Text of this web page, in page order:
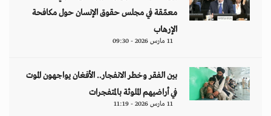
معمّقة في مجلس حقوق الإنسان حول مكافحة
الإرهاب
11 مارس 2026 - 09:30
بين الفقر وخطر الانفجار.. الأفغان يواجهون الموت
في أراضيهم الملوثة بالمتفجرات
11 مارس 2026 - 11:19